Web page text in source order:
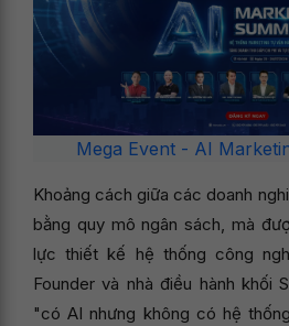
Mega Event - AI
Khoảng cách giữa các doanh
bằng quy mô ngân sách, mà
lực thiết kế hệ thống công
Founder và nhà điều hành khối
"có AI nhưng không có hệ